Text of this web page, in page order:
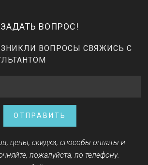
ЗАДАТЬ ВОПРОС!
ВОПРОСЫ СВЯЖИСЬ С
ОТПРАВИТЬ
цены, скидки, способы оплаты и
пожалуйста, по телефону.